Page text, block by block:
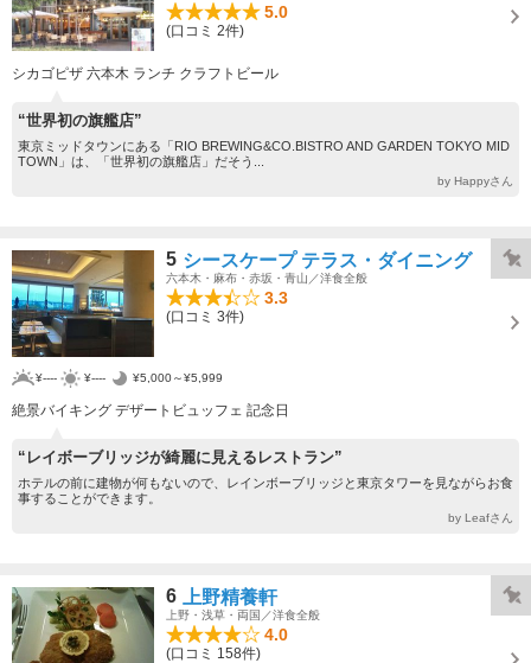
5.0
(口コミ 2件)
シカゴピザ 六本木 ランチ クラフトビール
“世界初の旗艦店”
東京ミッドタウンにある「RIO BREWING&CO.BISTRO AND GARDEN TOKYO MID
TOWN」は、「世界初の旗艦店」だそう...
by Happyさん
5 シースケープ テラス・ダイニング
六本木・麻布・赤坂・青山／洋食全般
3.3
(口コミ 3件)
¥---- ¥---- ¥5,000～¥5,999
絶景バイキング デザートビュッフェ 記念日
“レイボーブリッジが綺麗に見えるレストラン”
ホテルの前に建物が何もないので、レインボーブリッジと東京タワーを見ながらお食
事することができます。
by Leafさん
6 上野精養軒
上野・浅草・両国／洋食全般
4.0
(口コミ 158件)